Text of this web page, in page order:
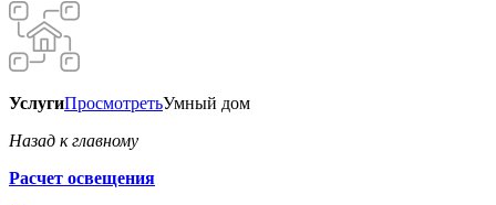
УслугиПросмотретьУмный дом
Назад к главному
Расчет освещения